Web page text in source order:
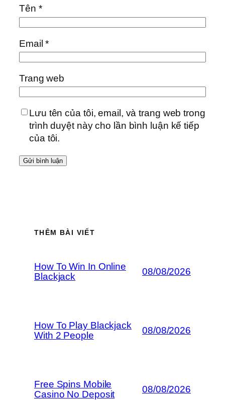
Tên *
Email*
Trang web
Lưu tên của tôi, email, và trang web trong
trình duyệt này cho lần bình luận kế tiếp
của tôi.
THÊM BÀI VIẾT
How To Win In Online
Blackjack
08/08/2026
How To Play Blackjack
With 2 People
08/08/2026
Free Spins Mobile
Casino No Deposit
08/08/2026